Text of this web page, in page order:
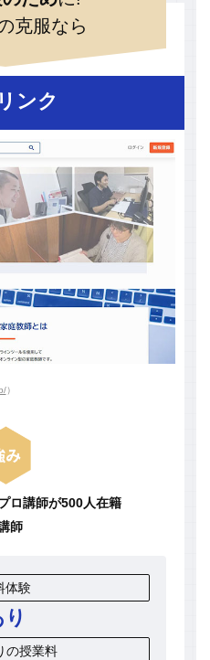
克服なら
ンク
）
ロ講師が500人在籍
師
体験
の授業料